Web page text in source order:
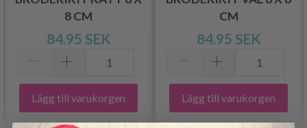
8 CM
84.95 SEK
Lägg till varukorgen
CM
84.95 SEK
Lägg till varukorgen